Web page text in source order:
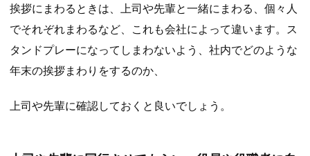
挨拶にまわるときは、上司や先輩と一緒にまわる、個々人
でそれぞれまわるなど、これも会社によって違います。ス
タンドプレーになってしまわないよう、社内でどのような
年末の挨拶まわりをするのか、
上司や先輩に確認しておくと良いでしょう。